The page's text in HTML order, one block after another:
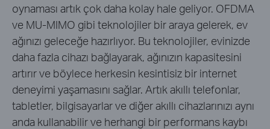
oynaması artık çok daha kolay hale geliyor. OFDMA
ve MU-MIMO gibi teknolojiler bir araya gelerek, ev
ağınızı geleceğe hazırlıyor. Bu teknolojiler, evinizde
daha fazla cihazı bağlayarak, ağınızın kapasitesini
artırır ve böylece herkesin kesintisiz bir internet
deneyimi yaşamasını sağlar. Artık akıllı telefonlar,
tabletler, bilgisayarlar ve diğer akıllı cihazlarınızı aynı
anda kullanabilir ve herhangi bir performans kaybı